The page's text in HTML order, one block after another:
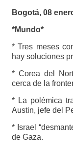
Bogotá, 08
*Mundo*
* Tres meses
hay soluciones
* Corea del
cerca de la
* La polémica
Austin, jefe del
* Israel
de Gaza.